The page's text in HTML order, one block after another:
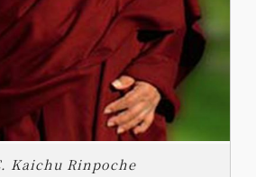
Kaichu Rinpoche